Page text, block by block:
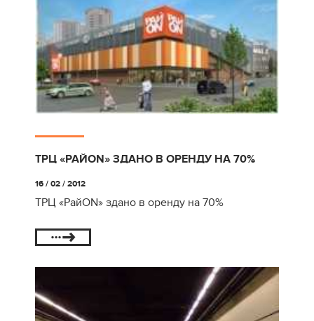
ТРЦ «РАЙON» ЗДАНО В ОРЕНДУ НА 70%
16 / 02 / 2012
ТРЦ «РайON» здано в оренду на 70%